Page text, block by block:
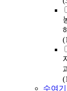
수여